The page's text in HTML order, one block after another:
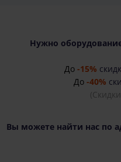
Нужно
До -15%
До -40%
Вы можете найти нас по